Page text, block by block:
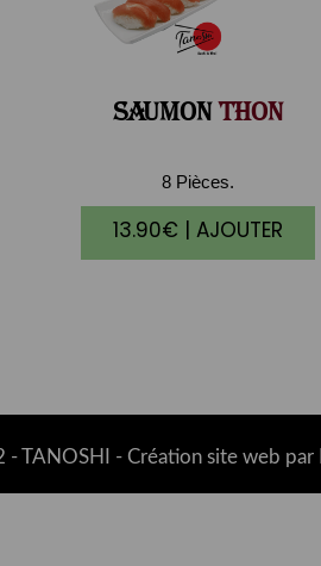
SAUMONTHON
8 Pièces.
13.90€ | AJOUTER
-TANOSHI - Création site web par